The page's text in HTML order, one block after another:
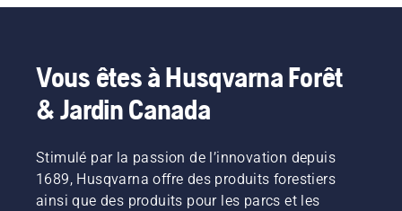
Vous êtes à Husqvarna Forêt
& Jardin Canada
Stimulé par la passion de l’innovation depuis
1689, Husqvarna offre des produits forestiers
ainsi que des produits pour les parcs et les